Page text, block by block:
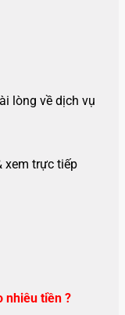
lòng về dịch vụ
xem trực tiếp
nhiêu tiền ?